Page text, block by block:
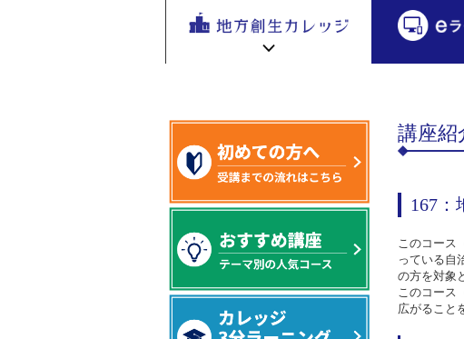
地方創生カレッ
地方創生カレッジ HOME
新着情報
地方創生カレッジ活用の流れ
ビデオライブラリ
e ラーニング講座 HOME
初めての方へ
連携・交流ひろば HOME
連携・交流ひろばについて
全国で活躍する地方創生専門人材
地方創生応援プロジェクト
地方創生
を無料eラ
講座が200
総合プロ
は
講座紹
167：
このコース
っている自
の方を対象
このコース
広がること